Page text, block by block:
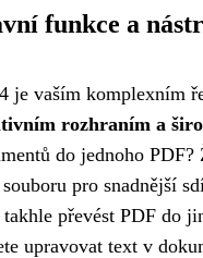
funkce a
je vaším komplexním
rozhraním a
do jednoho PDF?
pro snadnější
převést PDF do
upravovat text v